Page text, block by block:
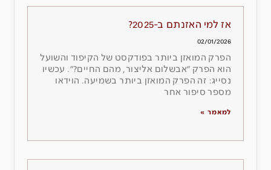
אז למי האזנתם ב-2025?
02/01/2026
הפרק המואזן ביותר בפודקסט של הקיפוד והשועל
הוא הפרק ״אבשלום אליצור, מהם החיים?״. עכשיו
נסייג: זה הפרק המואזן ביותר בשמיעה. הוידאו
מספר סיפור אחר
למאמר »